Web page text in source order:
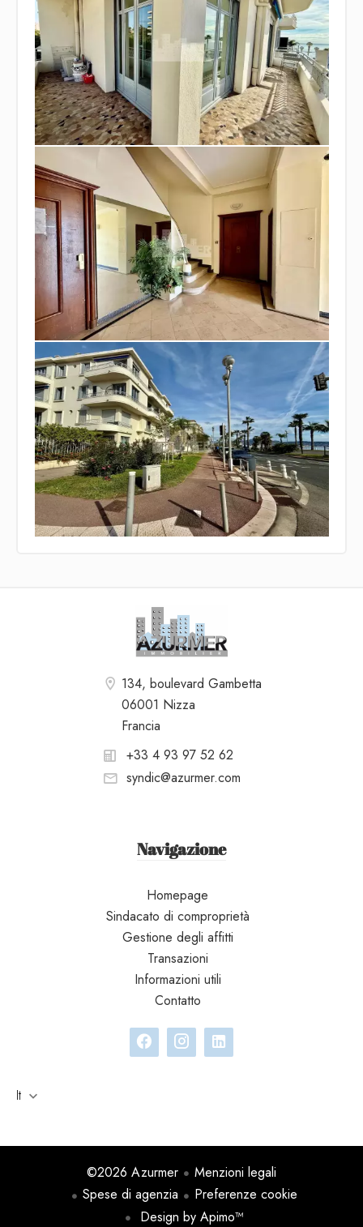
134, boulevard Gambetta
06001 Nizza
Francia
+33 4 93 97 52 62
syndic@azurmer.com
Navigazione
Homepage
Sindacato di comproprietà
Gestione degli affitti
Transazioni
Informazioni utili
Contatto
It
©2026 Azurmer
Menzioni legali
Spese di agenzia
Preferenze cookie
Design by Apimo™